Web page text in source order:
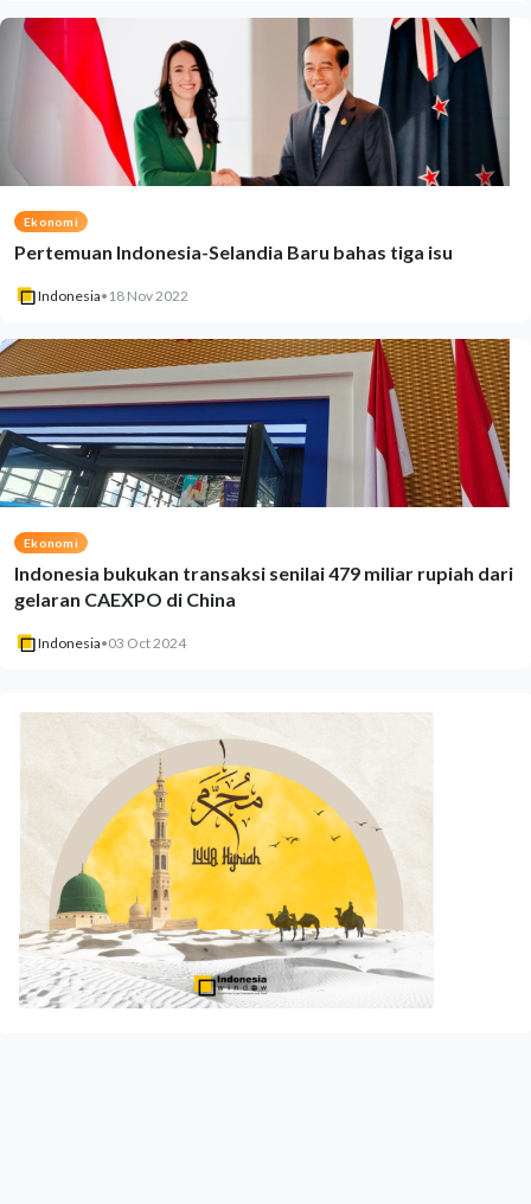
Ekonomi
Pertemuan Indonesia-Selandia Baru bahas tiga isu
Indonesia• 18 Nov 2022
Ekonomi
Indonesia bukukan transaksi senilai 479 miliar rupiah dari
gelaran CAEXPO di China
Indonesia•03 Oct 2024